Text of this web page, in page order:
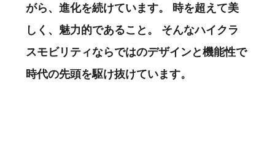
がら、進化を続けています。
時を超えて美
しく、魅力的であること。
そんなハイクラ
スモビリティならではのデザインと機能性で
時代の先頭を駆け抜けています。